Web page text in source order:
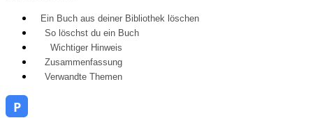
Ein Buch aus deiner Bibliothek löschen
So löschst du ein Buch
Wichtiger Hinweis
Zusammenfassung
Verwandte Themen